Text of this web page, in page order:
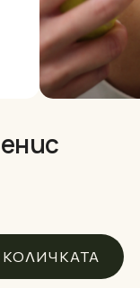
коментирам.